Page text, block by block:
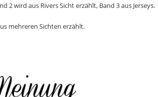
2 wird aus Rivers Sicht erzählt, Band 3 aus Jerseys.
mehreren Sichten erzählt.